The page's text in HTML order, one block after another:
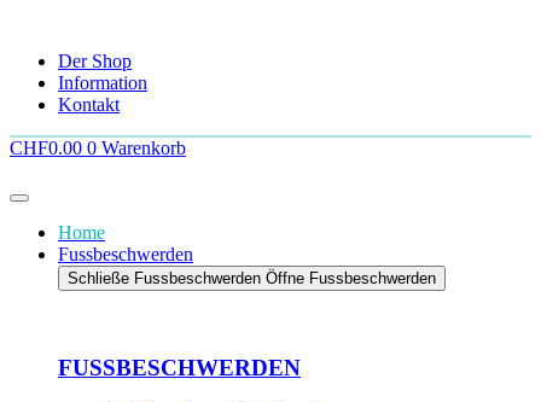
FERSENSPORN
Fersensporn beseitigen
Fersensporn beseitigen
Der Shop
Information
Kontakt
CHF0.00 0 Warenkorb
Home
Fussbeschwerden
Schließe Fussbeschwerden Öffne Fussbeschwerden
FUSSBESCHWERDEN